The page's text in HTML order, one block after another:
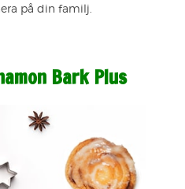
på din familj.
Bark Plus